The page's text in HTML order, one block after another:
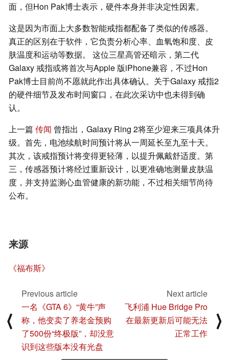
面，但Hon Pak博士表示，硬件本身并非决定性因素。
这是因为市面上大多数智能戒指都配备了类似的传感器。
真正的区别在于软件，它负责分析心率、血氧饱和度、皮
肤温度和运动等数据。 这位三星高管还暗示，第二代
Galaxy 戒指或将首次与Apple 版iPhone兼容，不过Hon
Pak博士目前尚不愿就此作出具体确认。关于Galaxy 戒指2
的硬件细节及发布时间窗口，在此次采访中也未得到确
认。
上一篇 传闻 曾指出，Galaxy Ring 2将至少迎来三项具体升
级。首先，电池续航时间预计将从一周延长至九至十天。
其次，该戒指预计将变得更轻薄，以提升佩戴舒适度。第
三，传感器预计将经过重新设计，以更准确地测量皮肤温
度，并支持监测心血管健康的新功能，不过相关细节尚待
公布。
来源
《福布斯》
⟨
Previous article
一名《GTA 6》“黄牛”声
称，他变卖了养老金预购
了500份“终极版”，却没意
识到这些版本没有光盘
Next article
飞利浦 Hue Bridge Pro
在最新更新后可能无法
正常工作
⟩